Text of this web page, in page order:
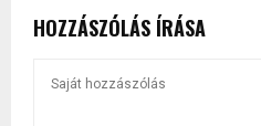
HOZZÁSZÓLÁS ÍRÁSA